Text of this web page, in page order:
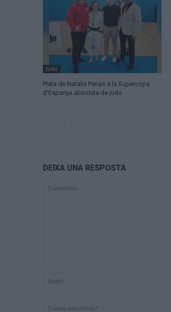
Judo
Plata de Natàlia Penas a la Supercopa
d’Espanya absoluta de judo
DEIXA UNA RESPOSTA